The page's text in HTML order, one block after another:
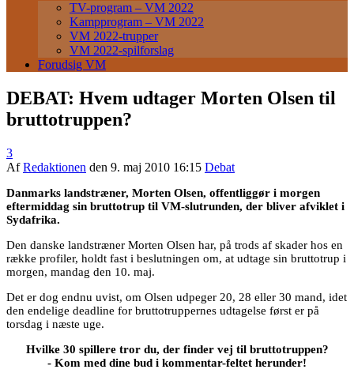
TV-program – VM 2022
Kampprogram – VM 2022
VM 2022-trupper
VM 2022-spilforslag
Forudsig VM
DEBAT: Hvem udtager Morten Olsen til
bruttotruppen?
3
AfRedaktionen den 9. maj 2010 16:15 Debat
Danmarks landstræner, Morten Olsen, offentliggør i morgen
eftermiddag sin bruttotrup til VM-slutrunden, der bliver afviklet i
Sydafrika.
Den danske landstræner Morten Olsen har, på trods af skader hos en
række profiler, holdt fast i beslutningen om, at udtage sin bruttotrup i
morgen, mandag den 10. maj.
Det er dog endnu uvist, om Olsen udpeger 20, 28 eller 30 mand, idet
den endelige deadline for bruttotruppernes udtagelse først er på
torsdag i næste uge.
Hvilke 30 spillere tror du, der finder vej til bruttotruppen?
- Kom med dine bud i kommentar-feltet herunder!